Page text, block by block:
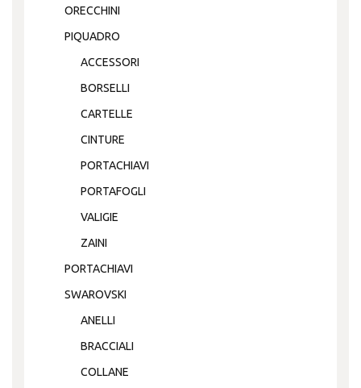
ORECCHINI
PIQUADRO
ACCESSORI
BORSELLI
CARTELLE
CINTURE
PORTACHIAVI
PORTAFOGLI
VALIGIE
ZAINI
PORTACHIAVI
SWAROVSKI
ANELLI
BRACCIALI
COLLANE